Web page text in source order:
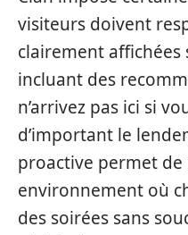
visiteurs doivent
clairement
incluant des
n’arrivez pas ici si
d’important le
proactive permet
environnement où
des soirées sans